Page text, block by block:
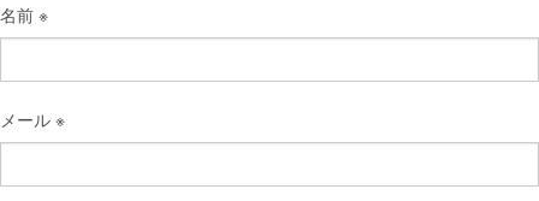
名前 ※
メール ※